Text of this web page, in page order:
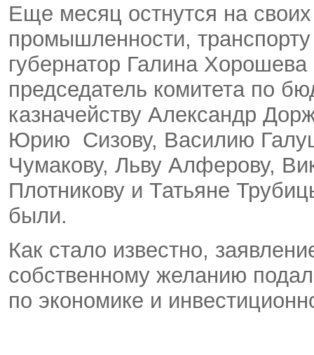
Еще месяц остнутся на
промышленности,
губернатор Галина
председатель комитета по
казначейству Александр
Юрию Сизову, Василию
Чумакову, Льву Алферову,
Плотникову и Татьяне
были.
Как стало известно,
собственному желанию
по экономике и